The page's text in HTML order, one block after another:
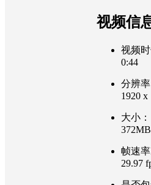
视频信
视频时
0:44
分辨率
1920 x
大小：
372MB
帧速率
29.97